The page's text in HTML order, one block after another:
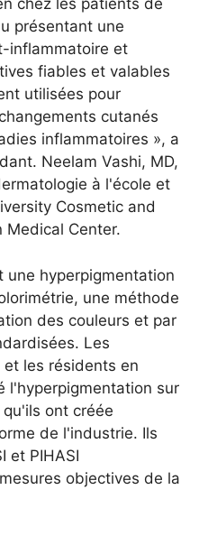
chez les patients de
présentant une
inflammatoire et
fiables et valables
utilisées pour
cutanés
inflammatoires », a
Neelam Vashi, MD,
à l'école et
Cosmetic and
Medical Center.
une hyperpigmentation
une méthode
des couleurs et par
Les
les résidents en
l'hyperpigmentation sur
ont créée
de l'industrie. Ils
et PIHASI
objectives de la